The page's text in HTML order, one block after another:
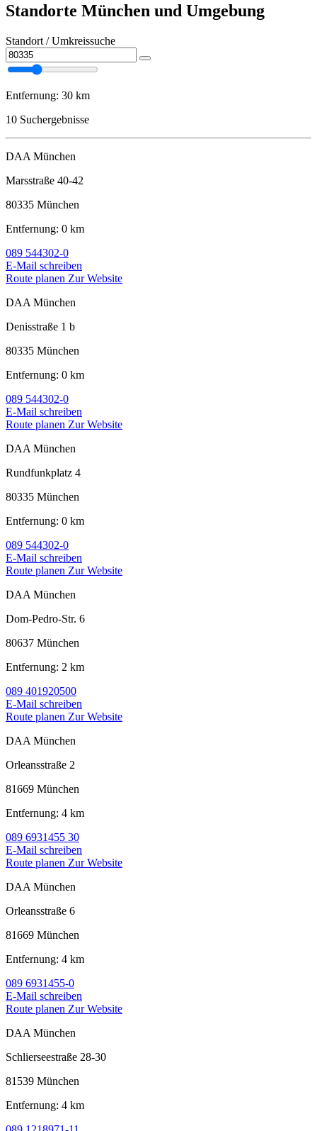
Standorte München und Umgebung
Standort / Umkreissuche
Entfernung: 30 km
10 Suchergebnisse
DAA München
Marsstraße 40-42
80335 München
Entfernung: 0 km
089 544302-0
E-Mail schreiben
Route planen Zur Website
DAA München
Denisstraße 1 b
80335 München
Entfernung: 0 km
089 544302-0
E-Mail schreiben
Route planen Zur Website
DAA München
Rundfunkplatz 4
80335 München
Entfernung: 0 km
089 544302-0
E-Mail schreiben
Route planen Zur Website
DAA München
Dom-Pedro-Str. 6
80637 München
Entfernung: 2 km
089 401920500
E-Mail schreiben
Route planen Zur Website
DAA München
Orleansstraße 2
81669 München
Entfernung: 4 km
089 6931455 30
E-Mail schreiben
Route planen Zur Website
DAA München
Orleansstraße 6
81669 München
Entfernung: 4 km
089 6931455-0
E-Mail schreiben
Route planen Zur Website
DAA München
Schlierseestraße 28-30
81539 München
Entfernung: 4 km